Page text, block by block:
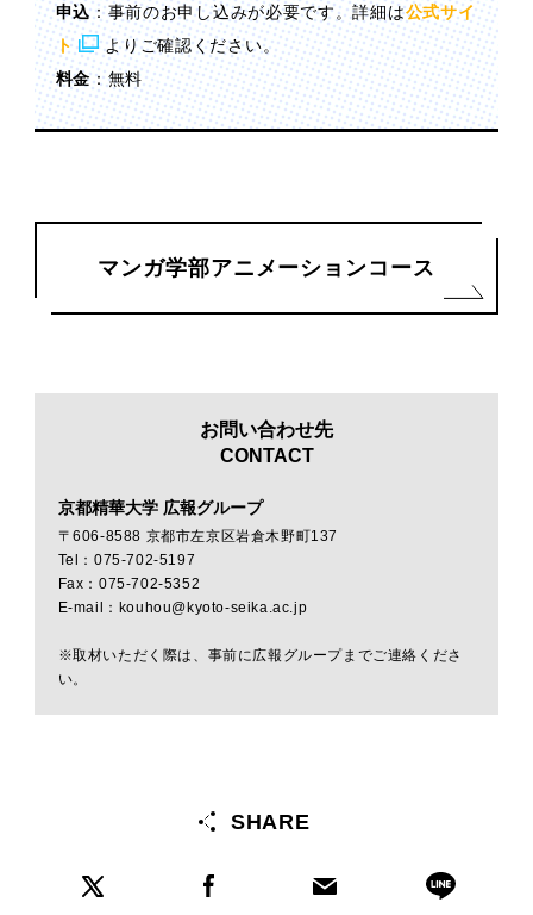
申込：事前のお申し込みが必要です。詳細は公式サイ
ト
よりご確認ください。
料金：無料
マンガ学部アニメーションコース
お問い合わせ先
CONTACT
京都精華大学 広報グループ
〒606-8588 京都市左京区岩倉木野町137
Tel：075-702-5197
Fax：075-702-5352
E-mail：kouhou@kyoto-seika.ac.jp
※取材いただく際は、事前に広報グループまでご連絡くださ
い。
SHARE